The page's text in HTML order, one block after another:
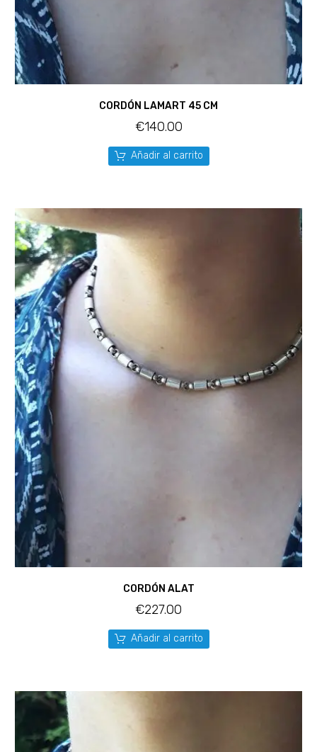
CORDÓN LAMART 45 CM
€140.00
Añadir al carrito
CORDÓN ALAT
€227.00
Añadir al carrito